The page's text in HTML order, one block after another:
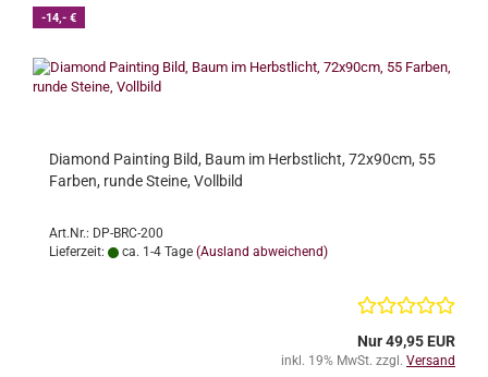
-14,- €
Diamond Painting Bild, Baum im Herbstlicht, 72x90cm, 55
Farben, runde Steine, Vollbild
Art.Nr.: DP-BRC-200
Lieferzeit:
ca. 1-4 Tage (Ausland abweichend)
Nur 49,95 EUR
inkl. 19% MwSt. zzgl. Versand